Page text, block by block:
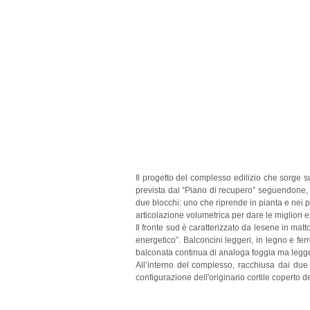
Il progetto del complesso edilizio che sorge
prevista dal “Piano di recupero”
due blocchi: uno che riprende in pianta e nei
articolazione volumetrica per dare le migliori
Il fronte sud è caratterizzato da lesene in
energetico”. Balconcini leggeri, in legno e
balconata continua di analoga foggia ma
All’interno del complesso, racchiusa dai
configurazione dell'originario cortile coperto